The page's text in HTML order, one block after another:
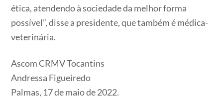
ética, atendendo à sociedade da melhor forma
possível”, disse a presidente, que também é médica-
veterinária.
Ascom CRMV Tocantins
Andressa Figueiredo
Palmas, 17 de maio de 2022.